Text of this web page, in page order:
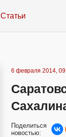
Статьи
6 февраля 2014,
Поделиться
новостью: